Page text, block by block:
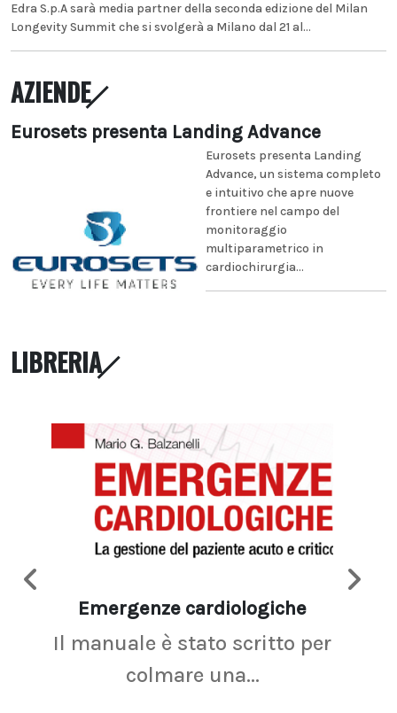
Edra S.p.A sarà media partner della seconda edizione del Milan
Longevity Summit che si svolgerà a Milano dal 21 al...
AZIENDE
Eurosets presenta Landing Advance
Eurosets presenta Landing
Advance, un sistema completo
e intuitivo che apre nuove
frontiere nel campo del
monitoraggio
multiparametrico in
cardiochirurgia...
LIBRERIA
Emergenze cardiologiche
Il manuale è stato scritto per
colmare una...